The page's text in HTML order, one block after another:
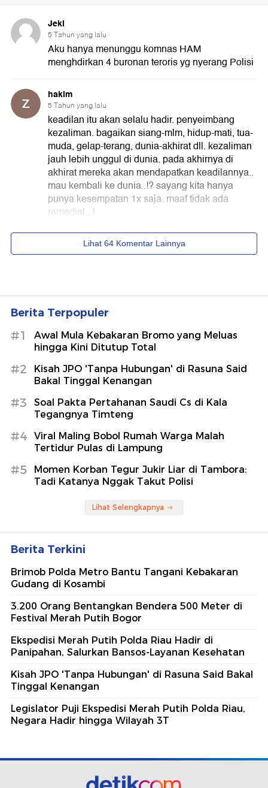
Berita Terpopuler
#1
Awal Mula Kebakaran Bromo yang Meluas
hingga Kini Ditutup Total
#2
Kisah JPO 'Tanpa Hubungan' di Rasuna Said
Bakal Tinggal Kenangan
#3
Soal Pakta Pertahanan Saudi Cs di Kala
Tegangnya Timteng
#4
Viral Maling Bobol Rumah Warga Malah
Tertidur Pulas di Lampung
#5
Momen Korban Tegur Jukir Liar di Tambora:
Tadi Katanya Nggak Takut Polisi
Lihat Selengkapnya
Berita Terkini
Brimob Polda Metro Bantu Tangani Kebakaran
Gudang di Kosambi
3.200 Orang Bentangkan Bendera 500 Meter di
Festival Merah Putih Bogor
Ekspedisi Merah Putih Polda Riau Hadir di
Panipahan, Salurkan Bansos-Layanan Kesehatan
Kisah JPO 'Tanpa Hubungan' di Rasuna Said Bakal
Tinggal Kenangan
Legislator Puji Ekspedisi Merah Putih Polda Riau,
Negara Hadir hingga Wilayah 3T